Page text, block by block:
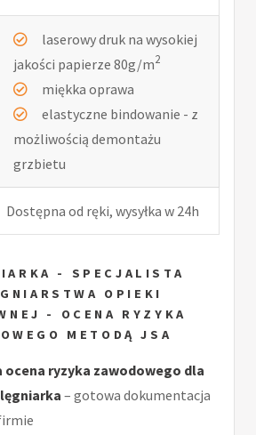
laserowy druk na wysokiej
jakości papierze 80g/m2
miękka oprawa
elastyczne bindowanie - z
możliwością demontażu
grzbietu
Dostępna od ręki, wysyłka w 24h
- SPECJALISTA
OPIEKI
- OCENA RYZYKA
METODĄ JSA
ocena ryzyka zawodowego dla
– gotowa dokumentacja